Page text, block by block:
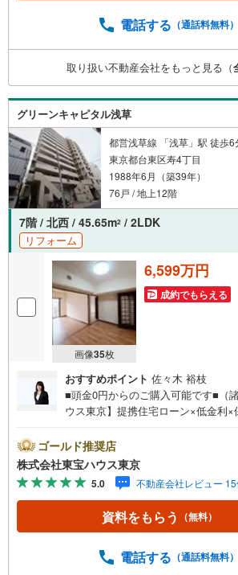
安心。お部屋は6階部分、収納充実
能です！■平日・土日・祝祭日…日程
可能。ご指定の場所にお車でお迎え
購入のご相談も随時開催中！■ ○
買換えのご相談 ○ご自宅査定のご
ております！
電話する （通話料無料）
取り扱い不動産会社をもっと見る（
グリーンキャピタル浅草
都営浅草線 「浅草」駅 徒歩6
東京都台東区寿4丁目
1988年6月（築39年）
76戸 / 地上12階
7階 / 北西 / 45.65m2 / 2LDK
リフォーム
画像35枚
6,599万円
成約でもらえる
おすすめポイント 佐々木 裕枝
■頭金0円からのご購入可能です■（
ウス東京】提携住宅ローン×低金利×
ayボーナスライトがもらえる「
キャンペーン」の対象になります。
学予約をする」ボタンからお問い合
ahoo！ JAPAN IDでログインしてく
ナスライトは出金と譲渡はできま
料のご請求はお気軽にどうぞ♪お電
ゴールド推奨店
株式会社東宝ハウス東京
5.0 不動産会社レビュー
資料をもらう （無料）
電話する （通話料無料）